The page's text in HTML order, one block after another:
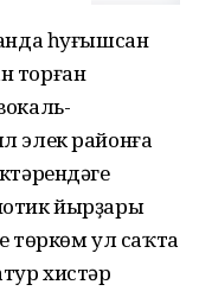
һуғышсан
торған
элек районға
йырҙары
төркөм ул саҡта
хистәр